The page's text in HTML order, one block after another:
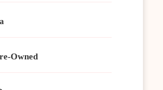
Owned